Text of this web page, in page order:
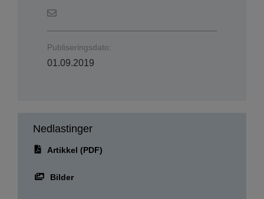
Publiseringsdato:
01.09.2019
Nedlastinger
Artikkel (PDF)
Bilder